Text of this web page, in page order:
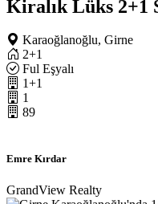
Kiralık Lüks 2+1
Karaoğlanoğlu, Girne
2+1
Ful Eşyalı
1+1
1
89
Emre Kırdar
GrandView Realty